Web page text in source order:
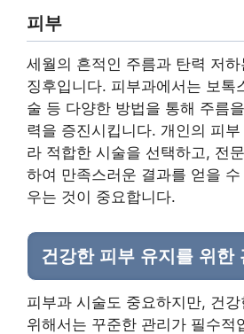
피부
세월의 흔적인 주름과 탄력 저
징후입니다. 피부과에서는 보톡
술 등 다양한 방법을 통해 주름
력을 증진시킵니다. 개인의 피
라 적합한 시술을 선택하고, 전
하여 만족스러운 결과를 얻을
우는 것이 중요합니다.
건강한 피부 유지를 위한
피부과 시술도 중요하지만, 건
위해서는 꾸준한 관리가 필수적